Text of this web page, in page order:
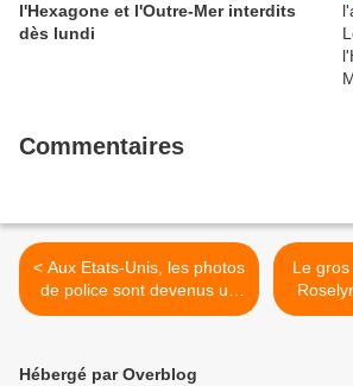
l'Hexagone et l'Outre-Mer interdits
dès lundi
Commentaires
< Aux Etats-Unis, les photos
de police sont devenus un
véritable business qui
Le
l'Obs:
Hébergé par Overblog